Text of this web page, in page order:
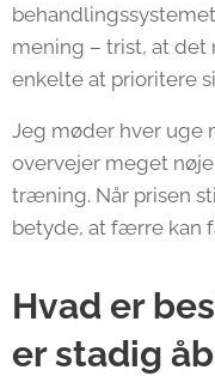
mening – trist, at det
enkelte at prioritere
Jeg møder hver uge
overvejer meget
træning. Når prisen
betyde, at færre kan
Hvad er
er stadig